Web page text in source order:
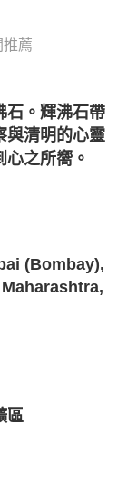
推薦
石。輝沸石帶
與清明的心靈
之所嚮。
(Bombay),
區